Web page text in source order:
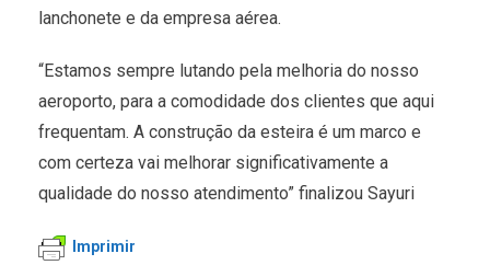
lanchonete e da empresa aérea.
“Estamos sempre lutando pela melhoria do nosso
aeroporto, para a comodidade dos clientes que aqui
frequentam. A construção da esteira é um marco e
com certeza vai melhorar significativamente a
qualidade do nosso atendimento” finalizou Sayuri
Imprimir